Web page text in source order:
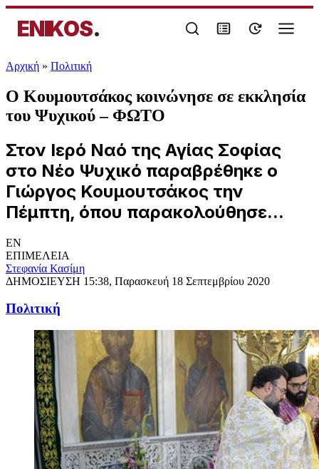
ENIKOS.
Αρχική » Πολιτική
Ο Κουμουτσάκος κοινώνησε σε εκκλησία
του Ψυχικού – ΦΩΤΟ
Στον Ιερό Ναό της Αγίας Σοφίας
στο Νέο Ψυχικό παραβρέθηκε ο
Γιώργος Κουμουτσάκος την
Πέμπτη, όπου παρακολούθησε...
EN
ΕΠΙΜΕΛΕΙΑ
Στεφανία Κασίμη
ΔΗΜΟΣΙΕΥΣΗ 15:38, Παρασκευή 18 Σεπτεμβρίου 2020
Πολιτική